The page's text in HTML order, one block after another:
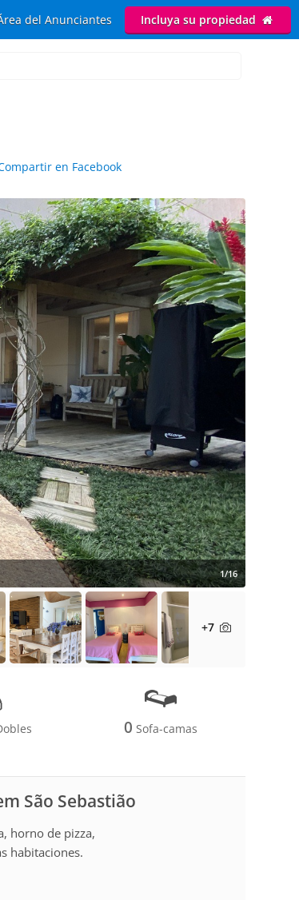
del Anunciantes Incluya su propiedad
en Facebook
1/16
+7
0 Sofa-camas
São Sebastião
horno de pizza,
habitaciones.